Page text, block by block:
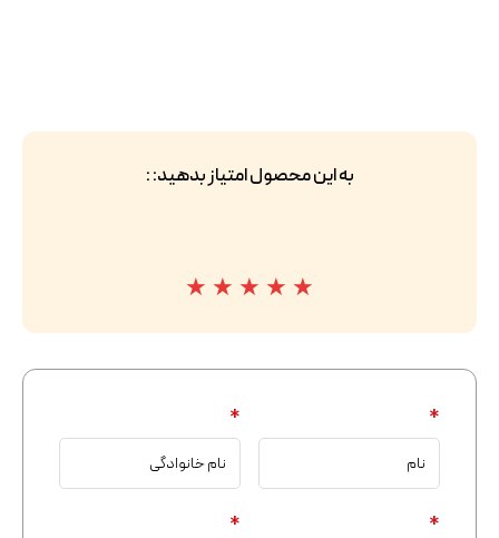
به این محصول امتیاز بدهید: :
★ ★ ★ ★ ★
*
*
*
*